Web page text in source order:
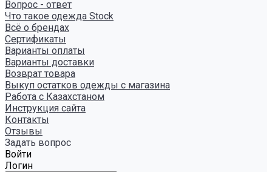
Вопрос - ответ
Что такое одежда Stock
Всё о брендах
Сертификаты
Варианты оплаты
Варианты доставки
Возврат товара
Выкуп остатков одежды с магазина
Работа с Казахстаном
Инструкция сайта
Контакты
Отзывы
Задать вопрос
Войти
Логин